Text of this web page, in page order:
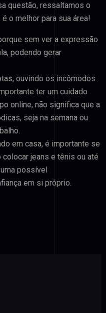
questão, ressaltamos o
o melhor para sua área!
sem ver a expressão
podendo gerar
ouvindo os incômodos
ter um cuidado
online, não significa que a
seja na semana ou
em casa, é importante se
jeans e tênis ou até
possível
em si próprio.